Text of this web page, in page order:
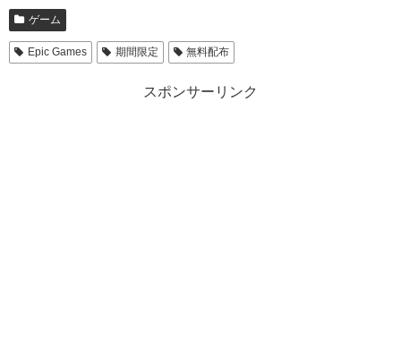
ゲーム
Epic Games 期間限定 無料配布
スポンサーリンク